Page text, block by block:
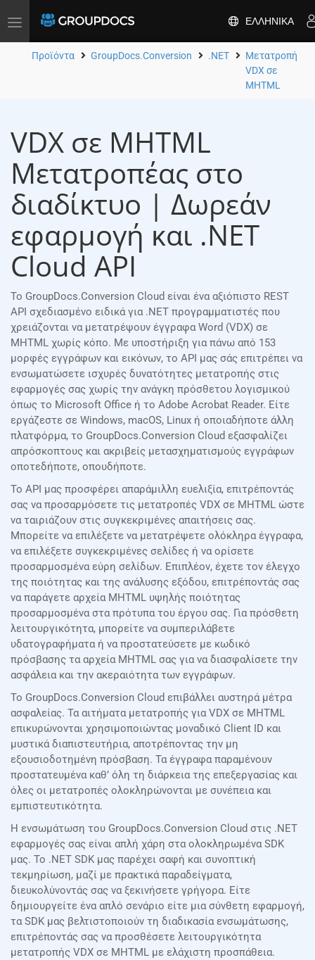
Toggle
ΕΛΛΗΝΙΚΆ
Προϊόντα GroupDocs.Conversion .NET
Μετατροπή
VDX σε
MHTML
VDX σε MHTML
Μετατροπέας στο
διαδίκτυο | Δωρεάν
εφαρμογή και .NET
Cloud API
Το GroupDocs.Conversion Cloud είναι ένα αξιόπιστο REST
API σχεδιασμένο ειδικά για .NET προγραμματιστές που
χρειάζονται να μετατρέψουν έγγραφα Word (VDX) σε
MHTML χωρίς κόπο. Με υποστήριξη για πάνω από 153
μορφές εγγράφων και εικόνων, το API μας σάς επιτρέπει να
ενσωματώσετε ισχυρές δυνατότητες μετατροπής στις
εφαρμογές σας χωρίς την ανάγκη πρόσθετου λογισμικού
όπως το Microsoft Office ή το Adobe Acrobat Reader. Είτε
εργάζεστε σε Windows, macOS, Linux ή οποιαδήποτε άλλη
πλατφόρμα, το GroupDocs.Conversion Cloud εξασφαλίζει
απρόσκοπτους και ακριβείς μετασχηματισμούς εγγράφων
οποτεδήποτε, οπουδήποτε.
Το API μας προσφέρει απαράμιλλη ευελιξία, επιτρέποντάς
σας να προσαρμόσετε τις μετατροπές VDX σε MHTML ώστε
να ταιριάζουν στις συγκεκριμένες απαιτήσεις σας.
Μπορείτε να επιλέξετε να μετατρέψετε ολόκληρα έγγραφα,
να επιλέξετε συγκεκριμένες σελίδες ή να ορίσετε
προσαρμοσμένα εύρη σελίδων. Επιπλέον, έχετε τον έλεγχο
της ποιότητας και της ανάλυσης εξόδου, επιτρέποντάς σας
να παράγετε αρχεία MHTML υψηλής ποιότητας
προσαρμοσμένα στα πρότυπα του έργου σας. Για πρόσθετη
λειτουργικότητα, μπορείτε να συμπεριλάβετε
υδατογραφήματα ή να προστατεύσετε με κωδικό
πρόσβασης τα αρχεία MHTML σας για να διασφαλίσετε την
ασφάλεια και την ακεραιότητα των εγγράφων.
Το GroupDocs.Conversion Cloud επιβάλλει αυστηρά μέτρα
ασφαλείας. Τα αιτήματα μετατροπής για VDX σε MHTML
επικυρώνονται χρησιμοποιώντας μοναδικό Client ID και
μυστικά διαπιστευτήρια, αποτρέποντας την μη
εξουσιοδοτημένη πρόσβαση. Τα έγγραφα παραμένουν
προστατευμένα καθ’ όλη τη διάρκεια της επεξεργασίας και
όλες οι μετατροπές ολοκληρώνονται με συνέπεια και
εμπιστευτικότητα.
Η ενσωμάτωση του GroupDocs.Conversion Cloud στις .NET
εφαρμογές σας είναι απλή χάρη στα ολοκληρωμένα SDK
μας. Το .NET SDK μας παρέχει σαφή και συνοπτική
τεκμηρίωση, μαζί με πρακτικά παραδείγματα,
διευκολύνοντάς σας να ξεκινήσετε γρήγορα. Είτε
δημιουργείτε ένα απλό σενάριο είτε μια σύνθετη εφαρμογή,
τα SDK μας βελτιστοποιούν τη διαδικασία ενσωμάτωσης,
επιτρέποντάς σας να προσθέσετε λειτουργικότητα
μετατροπής VDX σε MHTML με ελάχιστη προσπάθεια.